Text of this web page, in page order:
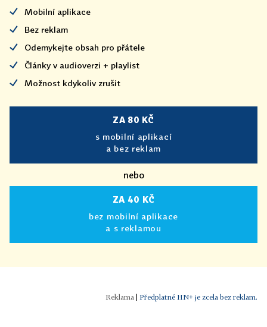
Mobilní aplikace
Bez reklam
Odemykejte obsah pro přátele
Články v audioverzi + playlist
Možnost kdykoliv zrušit
ZA 80 KČ
s mobilní aplikací
a bez reklam
nebo
ZA 40 KČ
bez mobilní aplikace
a s reklamou
Předplatné HN+ je zcela bez reklam.